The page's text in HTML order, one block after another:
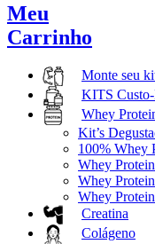
Meu
Carrinho
Monte seu
KITS
Whey
Kit’s
100% Whey
Whey
Whey
Whey
Creatina
Colágeno